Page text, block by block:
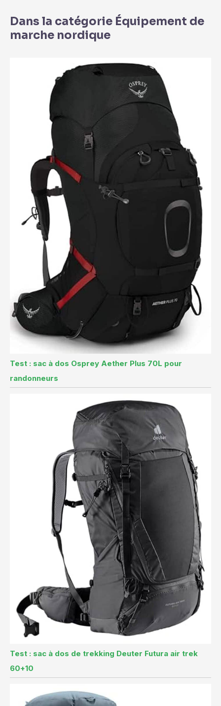
Dans la catégorie Équipement de
marche nordique
Test : sac à dos Osprey Aether Plus 70L pour
randonneurs
Test : sac à dos de trekking Deuter Futura air trek
60+10